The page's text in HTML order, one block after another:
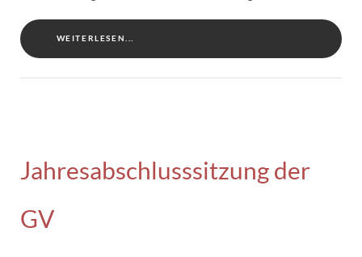
WEITERLESEN...
Jahresabschlusssitzung der
GV